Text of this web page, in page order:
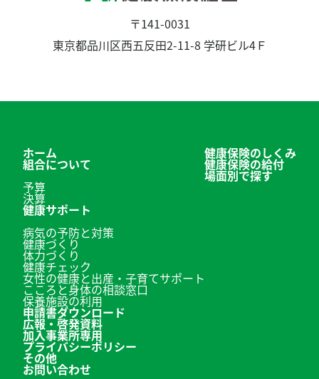
〒141-0031
東京都品川区西五反田2-11-8 学研ビル4Ｆ
ホーム
組合について
予算
決算
健康保険のしくみ
健康保険の給付
場面別で探す
健康サポート
病気の予防と対策
健康づくり
体力づくり
健康チェック
女性の健康と出産・子育てサポート
こころと身体の相談窓口
保養施設の利用
申請書ダウンロード
広報・啓発資料
加入事業所専用
プライバシーポリシー
その他
お問い合わせ